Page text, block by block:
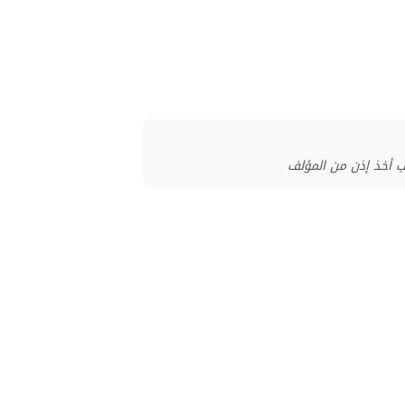
أخذ إذن من المؤلف